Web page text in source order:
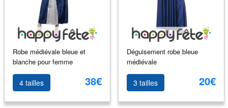
Robe médiévale bleue et
blanche pour femme
4 tailles 38€
Déguisement robe bleue
médiévale
3 tailles 20€